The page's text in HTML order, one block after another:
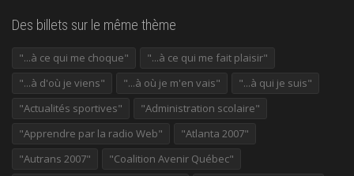
Des billets sur le même thème
"...à ce qui me choque"
"...à ce qui me fait plaisir"
"...à d'où je viens"
"...à où je m'en vais"
"...à qui je suis"
"Actualités sportives"
"Administration scolaire"
"Apprendre par la radio Web"
"Atlanta 2007"
"Autrans 2007"
"Coalition Avenir Québec"